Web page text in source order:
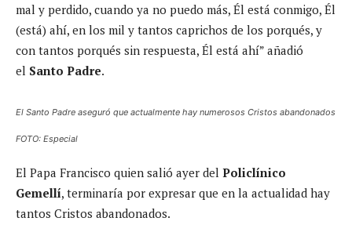
mal y perdido, cuando ya no puedo más, Él está conmigo, Él
(está) ahí, en los mil y tantos caprichos de los porqués, y
con tantos porqués sin respuesta, Él está ahí” añadió
el Santo Padre.
El Santo Padre aseguró que actualmente hay numerosos Cristos abandonados
FOTO: Especial
El Papa Francisco quien salió ayer del Policlínico
Gemellí, terminaría por expresar que en la actualidad hay
tantos Cristos abandonados.